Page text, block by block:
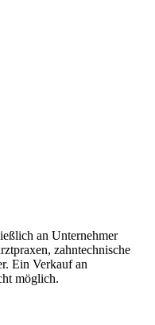
an Unternehmer
zahntechnische
Ein Verkauf an
möglich.